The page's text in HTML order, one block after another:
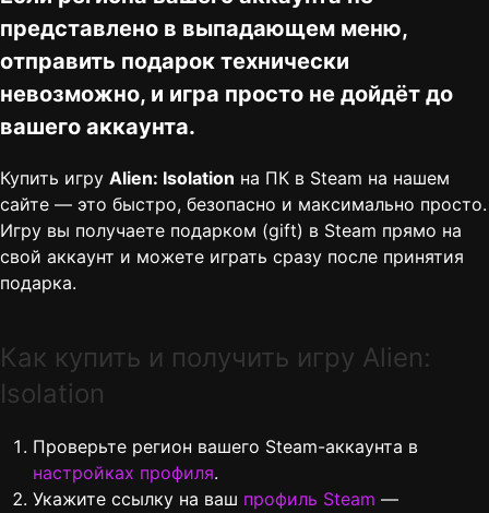
представлено в выпадающем меню,
отправить подарок технически
невозможно, и игра просто не дойдёт до
вашего аккаунта.
Купить игру Alien: Isolation на ПК в Steam на нашем
сайте — это быстро, безопасно и максимально просто.
Игру вы получаете подарком (gift) в Steam прямо на
свой аккаунт и можете играть сразу после принятия
подарка.
Как купить и получить игру Alien:
Isolation
Проверьте регион вашего Steam-аккаунта в
настройках профиля.
Укажите ссылку на ваш профиль Steam —